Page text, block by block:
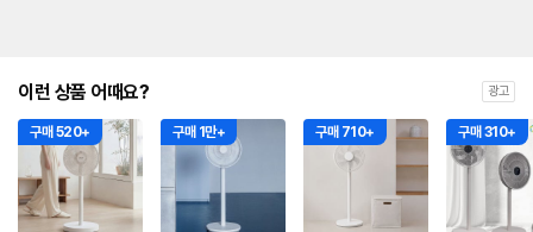
이런 상품 어때요? 광고
구매 520+ 구매 1만+ 구매 710+ 구매 310+